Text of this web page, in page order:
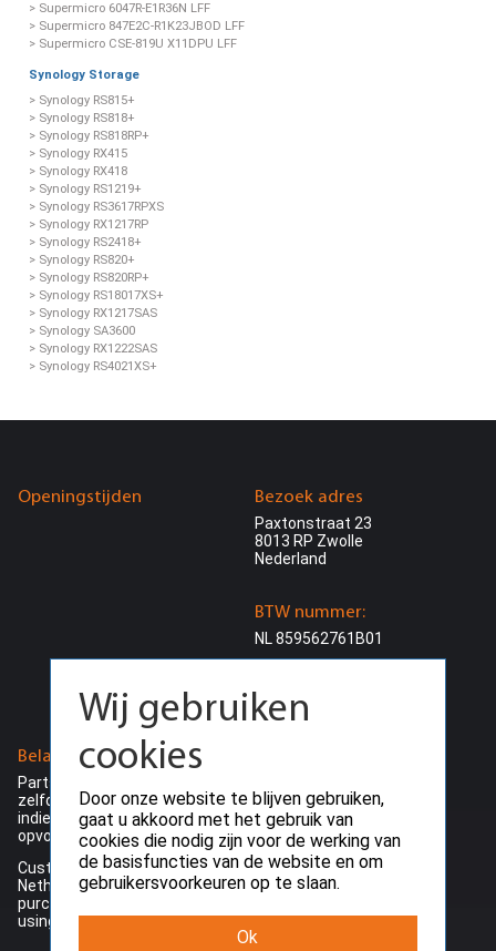
> Supermicro 6047R-E1R36N LFF
> Supermicro 847E2C-R1K23JBOD LFF
> Supermicro CSE-819U X11DPU LFF
Synology Storage
> Synology RS815+
> Synology RS818+
> Synology RS818RP+
> Synology RX415
> Synology RX418
> Synology RS1219+
> Synology RS3617RPXS
> Synology RX1217RP
> Synology RS2418+
> Synology RS820+
> Synology RS820RP+
> Synology RS18017XS+
> Synology RX1217SAS
> Synology SA3600
> Synology RX1222SAS
> Synology RS4021XS+
Openingstijden
Belangerijke informatie
Parts & HDD / SSD worden de
zelfde werkdag verstuurd
indien besteld voor 15:00 en
opvoorraad
Customers outside the
Netherlands can make their
purchase ding VAT (0%) by
using a valid EU-VAT number
> Garantie beleid
> Retour beleid
> Herroepings recht
> Bezorg informatie
>
> Betalings voorwaarden
> Betaalmogelijkheden
Bezoek adres
Paxtonstraat 23
8013 RP Zwolle
Nederland
BTW nummer:
NL 859562761B01
KvK nummer:
73532142
Wij gebruiken
cookies
Door onze website te blijven gebruiken,
gaat u akkoord met het gebruik van
cookies die nodig zijn voor de werking van
de basisfuncties van de website en om
gebruikersvoorkeuren op te slaan.
Ok